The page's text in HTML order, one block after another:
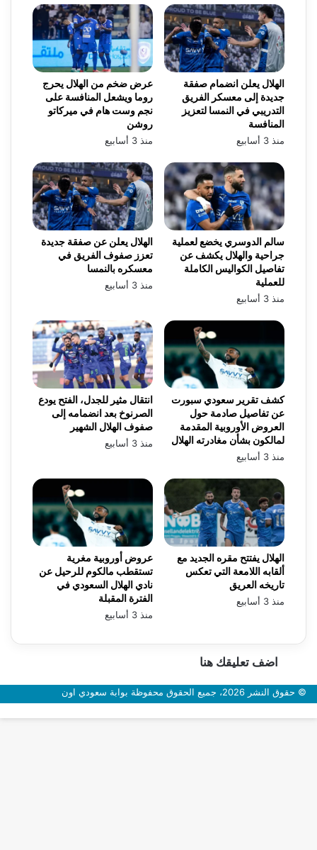
عرض ضخم من الهلال يحرج
روما ويشعل المنافسة على
نجم وست هام في ميركاتو
روشن
منذ 3 أسابيع
الهلال يعلن انضمام صفقة
جديدة إلى معسكر الفريق
التدريبي في النمسا لتعزيز
المنافسة
منذ 3 أسابيع
الهلال يعلن عن صفقة جديدة
تعزز صفوف الفريق في
معسكره بالنمسا
منذ 3 أسابيع
سالم الدوسري يخضع لعملية
جراحية والهلال يكشف عن
تفاصيل الكواليس الكاملة
للعملية
منذ 3 أسابيع
انتقال مثير للجدل، الفتح يودع
الصرنوخ بعد انضمامه إلى
صفوف الهلال الشهير
منذ 3 أسابيع
كشف تقرير سعودي سبورت
عن تفاصيل صادمة حول
العروض الأوروبية المقدمة
لمالكون بشأن مغادرته الهلال
منذ 3 أسابيع
عروض أوروبية مغرية
تستقطب مالكوم للرحيل عن
نادي الهلال السعودي في
الفترة المقبلة
منذ 3 أسابيع
الهلال يفتتح مقره الجديد مع
ألقابه اللامعة التي تعكس
تاريخه العريق
منذ 3 أسابيع
اضف تعليقك هنا
© حقوق النشر 2026، جميع الحقوق محفوظة بوابة سعودي اون